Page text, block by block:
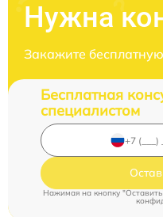
Нужна
Закажите
Бесплатная
специалистом
Нажимая на кнопку